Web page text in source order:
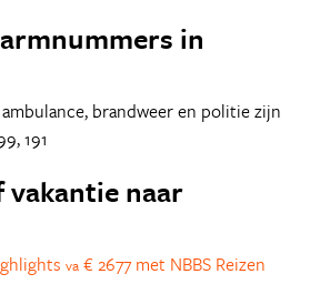
in
brandweer en politie zijn
191
naar
va € 2677 met NBBS Reizen